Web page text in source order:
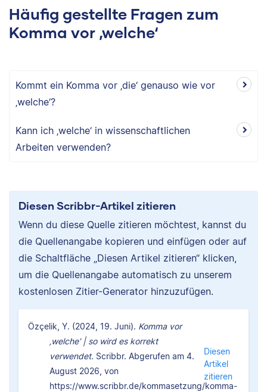
Häufig gestellte Fragen zum
Komma vor ‚welche‘
Kommt ein Komma vor ‚die‘ genauso wie vor
‚welche‘?
Kann ich ‚welche‘ in wissenschaftlichen
Arbeiten verwenden?
Diesen Scribbr-Artikel zitieren
Wenn du diese Quelle zitieren möchtest, kannst du
die Quellenangabe kopieren und einfügen oder auf
die Schaltfläche „Diesen Artikel zitieren“ klicken,
um die Quellenangabe automatisch zu unserem
kostenlosen Zitier-Generator hinzuzufügen.
Özçelik, Y. (2024, 19. Juni). Komma vor
‚welche‘ | so wird es korrekt
verwendet. Scribbr. Abgerufen am 4.
August 2026, von
https://www.scribbr.de/kommasetzung/komma-
Diesen
Artikel
zitieren